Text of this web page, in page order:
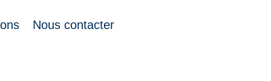
Nous contacter